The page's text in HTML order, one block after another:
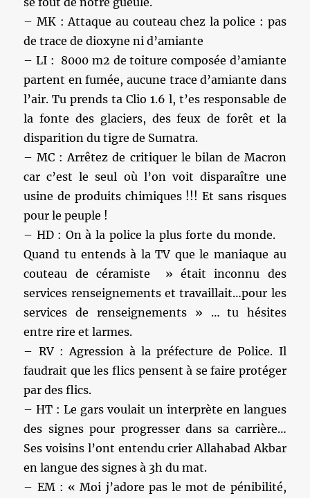
– MK : Attaque au couteau chez la police : pas
de trace de dioxyne ni d’amiante
– LI : 8000 m2 de toiture composée d’amiante
partent en fumée, aucune trace d’amiante dans
l’air. Tu prends ta Clio 1.6 l, t’es responsable de
la fonte des glaciers, des feux de forêt et la
disparition du tigre de Sumatra.
– MC : Arrêtez de critiquer le bilan de Macron
car c’est le seul où l’on voit disparaître une
usine de produits chimiques !!! Et sans risques
pour le peuple !
– HD : On à la police la plus forte du monde.
Quand tu entends à la TV que le maniaque au
couteau de céramiste » était inconnu des
services renseignements et travaillait…pour les
services de renseignements » … tu hésites
entre rire et larmes.
– RV : Agression à la préfecture de Police. Il
faudrait que les flics pensent à se faire protéger
par des flics.
– HT : Le gars voulait un interprète en langues
des signes pour progresser dans sa carrière…
Ses voisins l’ont entendu crier Allahabad Akbar
en langue des signes à 3h du mat.
– EM : « Moi j’adore pas le mot de pénibilité,